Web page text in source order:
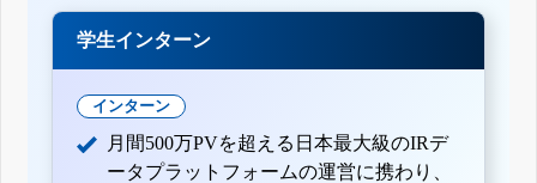
学生インターン
インターン
月間500万PVを超える日本最大級のIRデ
ータプラットフォームの運営に携わり、